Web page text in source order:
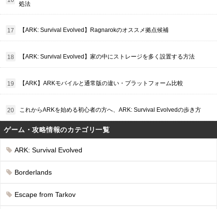
処法
【ARK: Survival Evolved】Ragnarokのオススメ拠点候補
【ARK: Survival Evolved】家の中にストレージを多く設置する方法
【ARK】ARKモバイルと通常版の違い・プラットフォーム比較
これからARKを始める初心者の方へ、ARK: Survival Evolvedの歩き方
ゲーム・攻略情報のカテゴリ一覧
ARK: Survival Evolved
Borderlands
Escape from Tarkov